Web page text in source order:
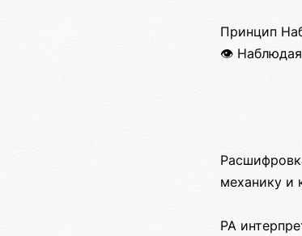
Принцип
👁️
механику и
РА